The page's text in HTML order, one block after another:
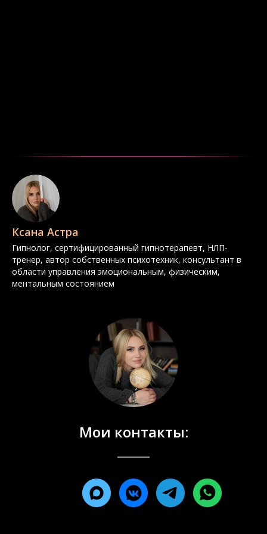
Ксана Астра
Гипнолог, сертифицированный гипнотерапевт, НЛП-
тренер, автор собственных психотехник, консультант в
области управления эмоциональным, физическим,
ментальным состоянием
Мои контакты: